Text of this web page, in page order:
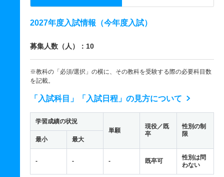
2027年度入試情報（今年度入試）
募集人数（人）：10
※教科の「必須/選択」の横に、その教科を受験する際の必要科目数
を記載。
「入試科目」「入試日程」の見方について
学習成績の状況
単願
現役／既
卒
性別の制
限
最小 最大
- - - 既卒可
性別は問
わない